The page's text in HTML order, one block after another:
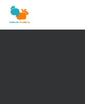
Se rendre au contenu